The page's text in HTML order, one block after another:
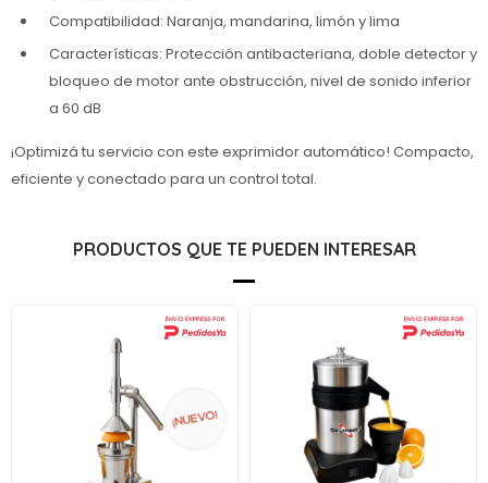
Compatibilidad: Naranja, mandarina, limón y lima
Características: Protección antibacteriana, doble detector y
bloqueo de motor ante obstrucción, nivel de sonido inferior
a 60 dB
¡Optimizá tu servicio con este exprimidor automático! Compacto,
eficiente y conectado para un control total.
PRODUCTOS QUE TE PUEDEN INTERESAR